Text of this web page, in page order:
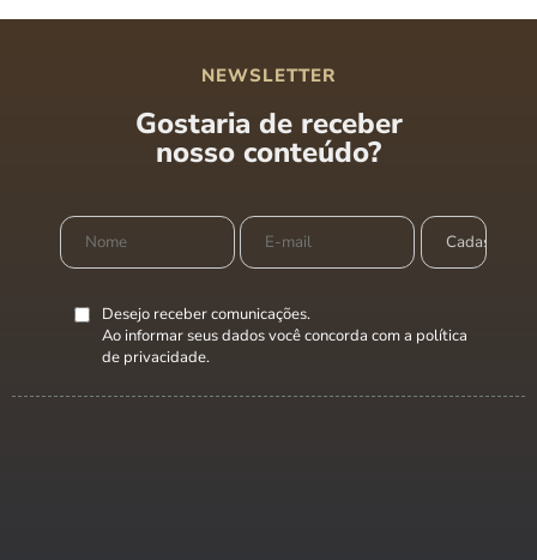
NEWSLETTER
Gostaria de receber
nosso conteúdo?
Desejo receber comunicações.
Ao informar seus dados você concorda com a política
de privacidade.